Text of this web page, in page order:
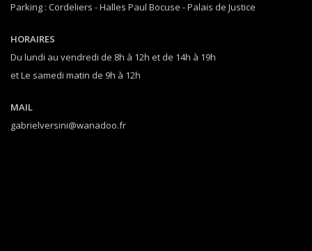
Parking : Cordeliers - Halles Paul Bocuse - Palais de Justice
HORAIRES
Du lundi au vendredi de 8h à 12h et de 14h à 19h
et Le samedi matin de 9h à 12h
MAIL
gabrielversini@wanadoo.fr